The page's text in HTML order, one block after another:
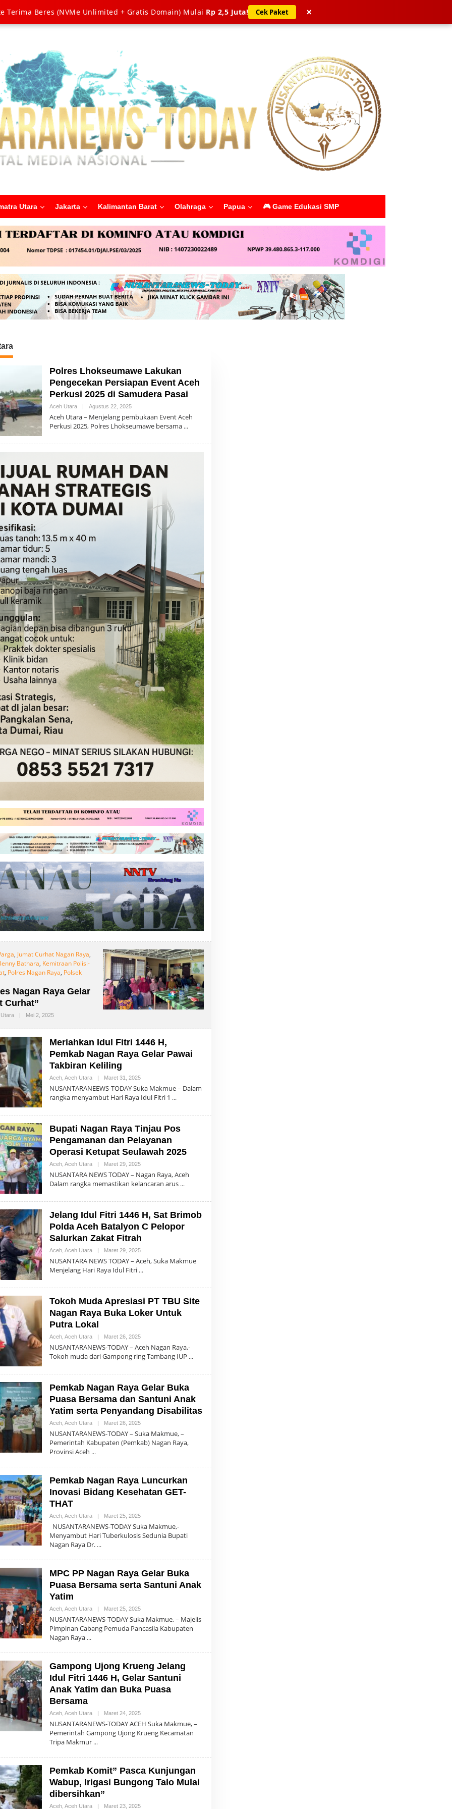
Terima Beres (NVMe Unlimited + Gratis Domain) Mulai Rp 2,5 Juta! Cek Paket ×
Utara Jakarta Kalimantan Barat Olahraga Papua 🎮 Game Edukasi SMP
Polres Lhokseumawe Lakukan
Pengecekan Persiapan Event Aceh
Perkusi 2025 di Samudera Pasai
Aceh Utara | Agustus 22, 2025O
E
H
S
I
Aceh Utara – Menjelang pembukaan Event Aceh
Perkusi 2025, Polres Lhokseumawe bersama
, Jumat Curhat Nagan Raya,
Bathara, Kemitraan Polisi-
, Polres Nagan Raya, Polsek
Nagan Raya Gelar
Curhat”
Mei 2, 2025O
E
R
E
D
A
S
I
Meriahkan Idul Fitri 1446 H,
Pemkab Nagan Raya Gelar Pawai
Takbiran Keliling
Aceh, Aceh Utara Maret 31, 2025O
L
E
H
A
S
I
NUSANTARANEEWS-TODAY Suka Makmue – Dalam
rangka menyambut Hari Raya Idul Fitri 1
Bupati Nagan Raya Tinjau Pos
Pengamanan dan Pelayanan
Operasi Ketupat Seulawah 2025
Aceh, Aceh Utara Maret 29, 2025O
E
H
A
S
NUSANTARA NEWS TODAY – Nagan Raya, Aceh
Dalam rangka memastikan kelancaran arus
Jelang Idul Fitri 1446 H, Sat Brimob
Polda Aceh Batalyon C Pelopor
Salurkan Zakat Fitrah
Aceh, Aceh Utara Maret 29, 2025O
E
H
A
S
NUSANTARA NEWS TODAY – Aceh, Suka Makmue
Menjelang Hari Raya Idul Fitri
Tokoh Muda Apresiasi PT TBU Site
Nagan Raya Buka Loker Untuk
Putra Lokal
Aceh, Aceh Utara Maret 26, 2025O
E
H
A
S
NUSANTARANEWS-TODAY – Aceh Nagan Raya,-
Tokoh muda dari Gampong ring Tambang IUP
Pemkab Nagan Raya Gelar Buka
Puasa Bersama dan Santuni Anak
Yatim serta Penyandang Disabilitas
Aceh, Aceh Utara Maret 26, 2025O
E
H
NUSANTARANEWS-TODAY – Suka Makmue, –
Pemerintah Kabupaten (Pemkab) Nagan Raya,
Provinsi Aceh
Pemkab Nagan Raya Luncurkan
Inovasi Bidang Kesehatan GET-
THAT
Aceh, Aceh Utara Maret 25, 2025O
L
E
H
K
I
NUSANTARANEWS-TODAY Suka Makmue,-
Menyambut Hari Tuberkulosis Sedunia Bupati
Nagan Raya Dr.
MPC PP Nagan Raya Gelar Buka
Puasa Bersama serta Santuni Anak
Yatim
Aceh, Aceh Utara Maret 25, 2025O
E
H
K
I
NUSANTARANEWS-TODAY Suka Makmue, – Majelis
Pimpinan Cabang Pemuda Pancasila Kabupaten
Nagan Raya
Gampong Ujong Krueng Jelang
Idul Fitri 1446 H, Gelar Santuni
Anak Yatim dan Buka Puasa
Bersama
Aceh, Aceh Utara Maret 24, 2025O
E
H
K
I
NUSANTARANEWS-TODAY ACEH Suka Makmue, –
Pemerintah Gampong Ujong Krueng Kecamatan
Tripa Makmur
Pemkab Komit” Pasca Kunjungan
Wabup, Irigasi Bungong Talo Mulai
dibersihkan”
Aceh, Aceh Utara Maret 23, 2025O